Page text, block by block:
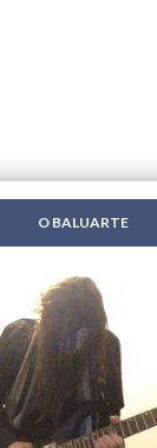
O BALUARTE